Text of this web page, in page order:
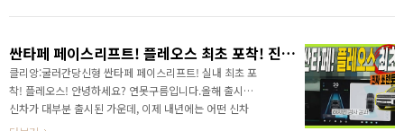
반기 판매량은 1위 토요타 2위 폭스바겐 3위 포드 그리
를 차지했습니다.그래서 순위에서 처음으로 BYD가 현
대차를 앞섰다는 내용인데요. 중국차의 저력이 이제
TOP5위 도달했다는 점이 무섭게 다가오네요!하지만 현
대차그룹은 현대차와 기아 제네시스를 포함해야하기 때
싼타페 페이스리프트! 플레오스 최초 포착! 진짜 쏘렌토 넘어서겠네! 기존 차주 불만 모두 개선!
클리앙:굴러간당신형 싼타페 페이스리프트! 실내 최초 포
착! 플레오스! 안녕하세요? 연못구름입니다.올해 출시될
신차가 대부분 출시된 가운데, 이제 내년에는 어떤 신차
가 나올지 궁금하시죠?그랜저, 싼타페, 아반떼가 출시를